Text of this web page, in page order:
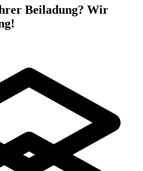
Beiladung? Wir